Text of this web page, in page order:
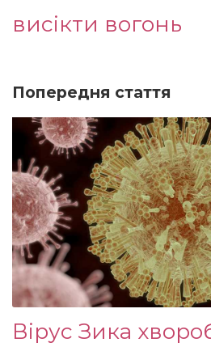
висікти вогонь
Попередня стаття
Вірус Зика